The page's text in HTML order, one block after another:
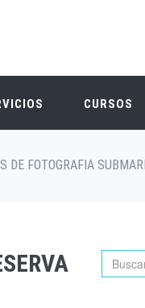
CURSOS
DE FOTOGRAFIA